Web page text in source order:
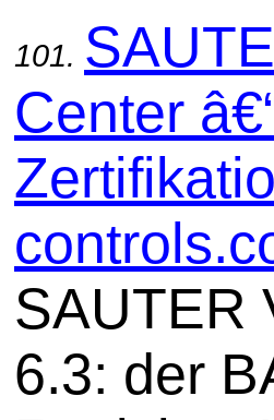
101.
Center
SAUTER
6.3: der